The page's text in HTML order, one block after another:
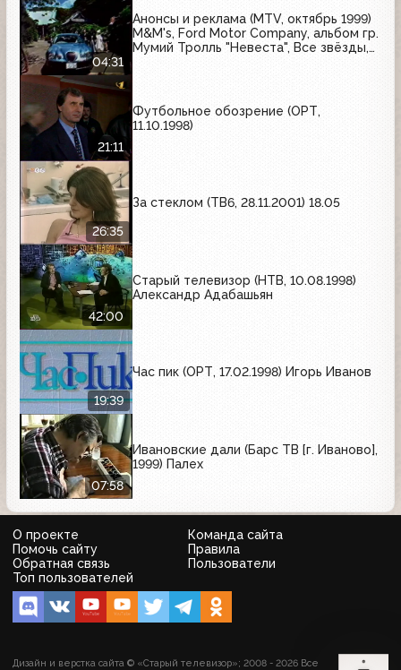
04:31
Анонсы и реклама (MTV, октябрь 1999)
M&M's, Ford Motor Company, альбом гр.
Мумий Тролль "Невеста", Все звёзды,
21:11
Футбольное обозрение (ОРТ,
11.10.1998)
26:35
За стеклом (ТВ6, 28.11.2001) 18.05
42:00
Старый телевизор (НТВ, 10.08.1998)
Александр Адабашьян
19:39
Час пик (ОРТ, 17.02.1998) Игорь Иванов
07:58
Ивановские дали (Барс ТВ [г. Иваново],
1999) Палех
О проекте
Команда сайта
Помочь сайту
Правила
Обратная связь
Пользователи
Топ пользователей
Дизайн и верстка сайта © «Старый телевизор»; 2008 - 2026 Все